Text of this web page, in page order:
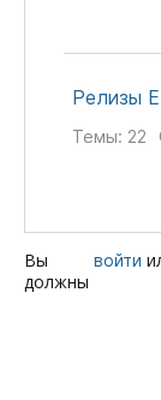
Релизы
Темы: 22
Вы
должны
войти